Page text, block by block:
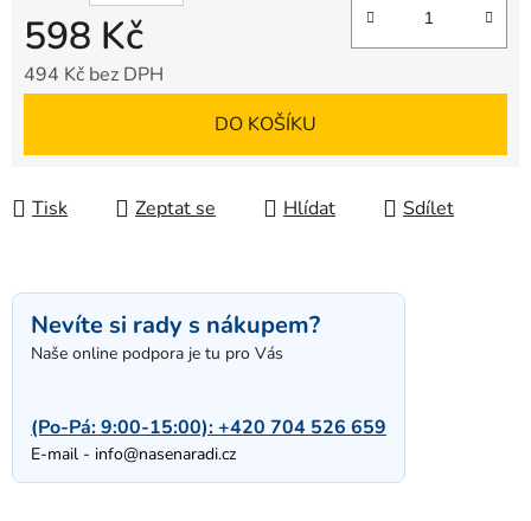
598 Kč
494 Kč bez DPH
DO KOŠÍKU
Tisk Zeptat se Hlídat Sdílet
Nevíte si rady s nákupem?
Naše online podpora je tu pro Vás
(Po-Pá: 9:00-15:00):+420 704 526 659
E-mail - info@nasenaradi.cz